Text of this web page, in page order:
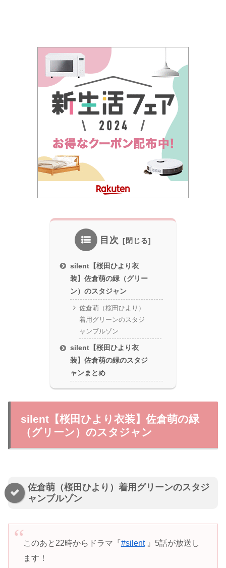
目次
silent【桜田ひより衣
装】佐倉萌の緑（グリー
ン）のスタジャン
佐倉萌（桜田ひより）
着用グリーンのスタジ
ャンブルゾン
silent【桜田ひより衣
装】佐倉萌の緑のスタジ
ャンまとめ
silent【桜田ひより衣装】佐倉萌の緑
（グリーン）のスタジャン
佐倉萌（桜田ひより）着用グリーンのスタジ
ャンブルゾン
このあと22時からドラマ『#silent』5話が放送し
ます！